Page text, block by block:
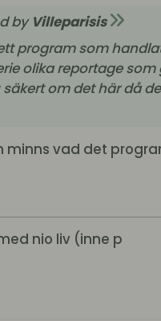
by Villeparisis
program som
olika reportage
om det här då
minns vad det
nio liv (inne p